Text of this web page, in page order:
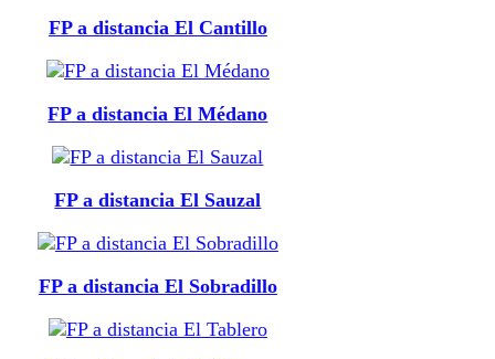
FP a distancia El Cantillo
FP a distancia El Médano
FP a distancia El Sauzal
FP a distancia El Sobradillo